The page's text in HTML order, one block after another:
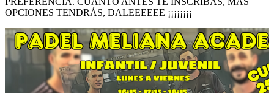
OPCIONES TENDRÁS, DALEEEEEE ¡¡¡¡¡¡¡¡